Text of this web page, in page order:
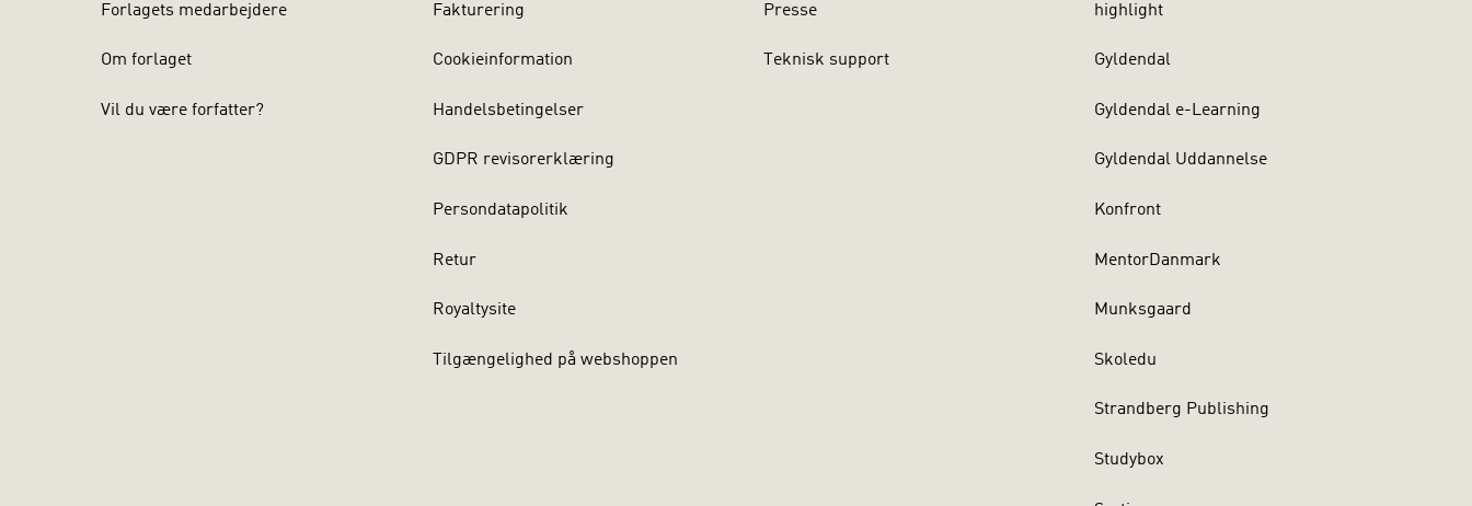
Forlagets medarbejdere
Om forlaget
Vil du være forfatter?
Fakturering
Cookieinformation
Handelsbetingelser
GDPR revisorerklæring
Persondatapolitik
Retur
Royaltysite
Tilgængelighed på webshoppen
Presse
Teknisk support
highlight
Gyldendal
Gyldendal e-Learning
Gyldendal Uddannelse
Konfront
MentorDanmark
Munksgaard
Skoledu
Strandberg Publishing
Studybox